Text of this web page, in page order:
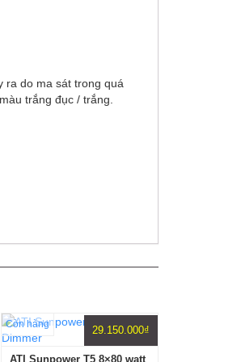
ra do ma sát trong quá
trắng đục / trắng.
Còn hàng 29.150.000₫
ATI Sunpower T5 8×80 watt